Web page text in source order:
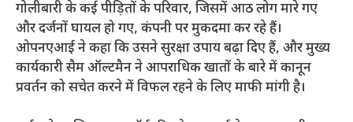
गोलीबारी के कई पीड़ितों के परिवार, जिसमें आठ लोग मारे गए
और दर्जनों घायल हो गए, कंपनी पर मुकदमा कर रहे हैं।
ओपनएआई ने कहा कि उसने सुरक्षा उपाय बढ़ा दिए हैं, और मुख्य
कार्यकारी सैम ऑल्टमैन ने आपराधिक खातों के बारे में कानून
प्रवर्तन को सचेत करने में विफल रहने के लिए माफी मांगी है।